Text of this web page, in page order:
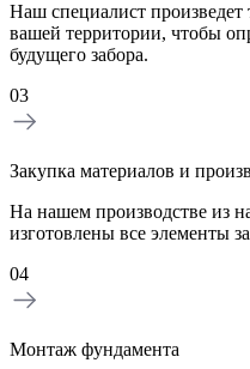
Наш специалист произведет
вашей территории, чтобы
будущего забора.
03
Закупка материалов и
На нашем производстве из
изготовлены все элементы
04
Монтаж фундамента